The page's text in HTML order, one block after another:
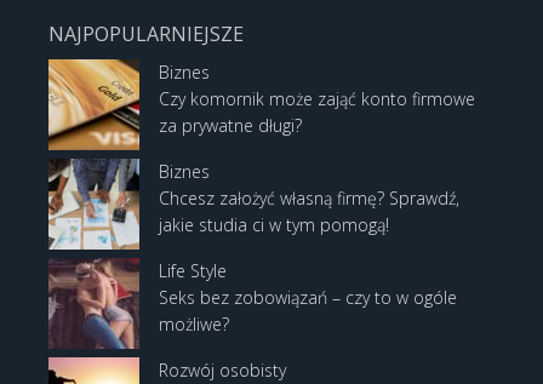
NAJPOPULARNIEJSZE
Biznes
Czy komornik może zająć konto firmowe
za prywatne długi?
Biznes
Chcesz założyć własną firmę? Sprawdź,
jakie studia ci w tym pomogą!
Life Style
Seks bez zobowiązań – czy to w ogóle
możliwe?
Rozwój osobisty